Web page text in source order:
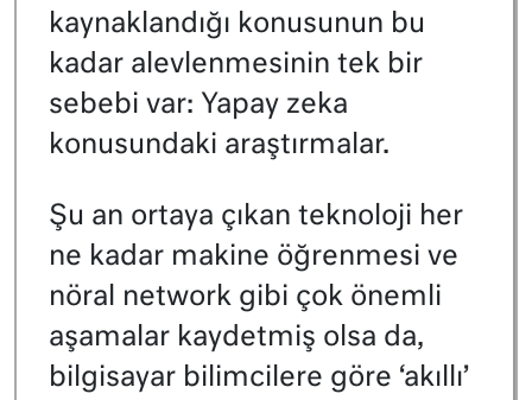
kaynaklandığı konusunun bu
kadar alevlenmesinin tek bir
sebebi var: Yapay zeka
konusundaki araştırmalar.
Şu an ortaya çıkan teknoloji her
ne kadar makine öğrenmesi ve
nöral network gibi çok önemli
aşamalar kaydetmiş olsa da,
bilgisayar bilimcilere göre ‘akıllı’